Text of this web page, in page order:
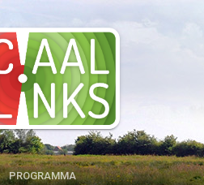
PROGRAMMA